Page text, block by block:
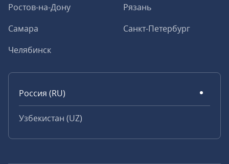
Ростов-на-Дону
Рязань
Самара
Санкт-Петербург
Челябинск
Россия (RU)
Узбекистан (UZ)